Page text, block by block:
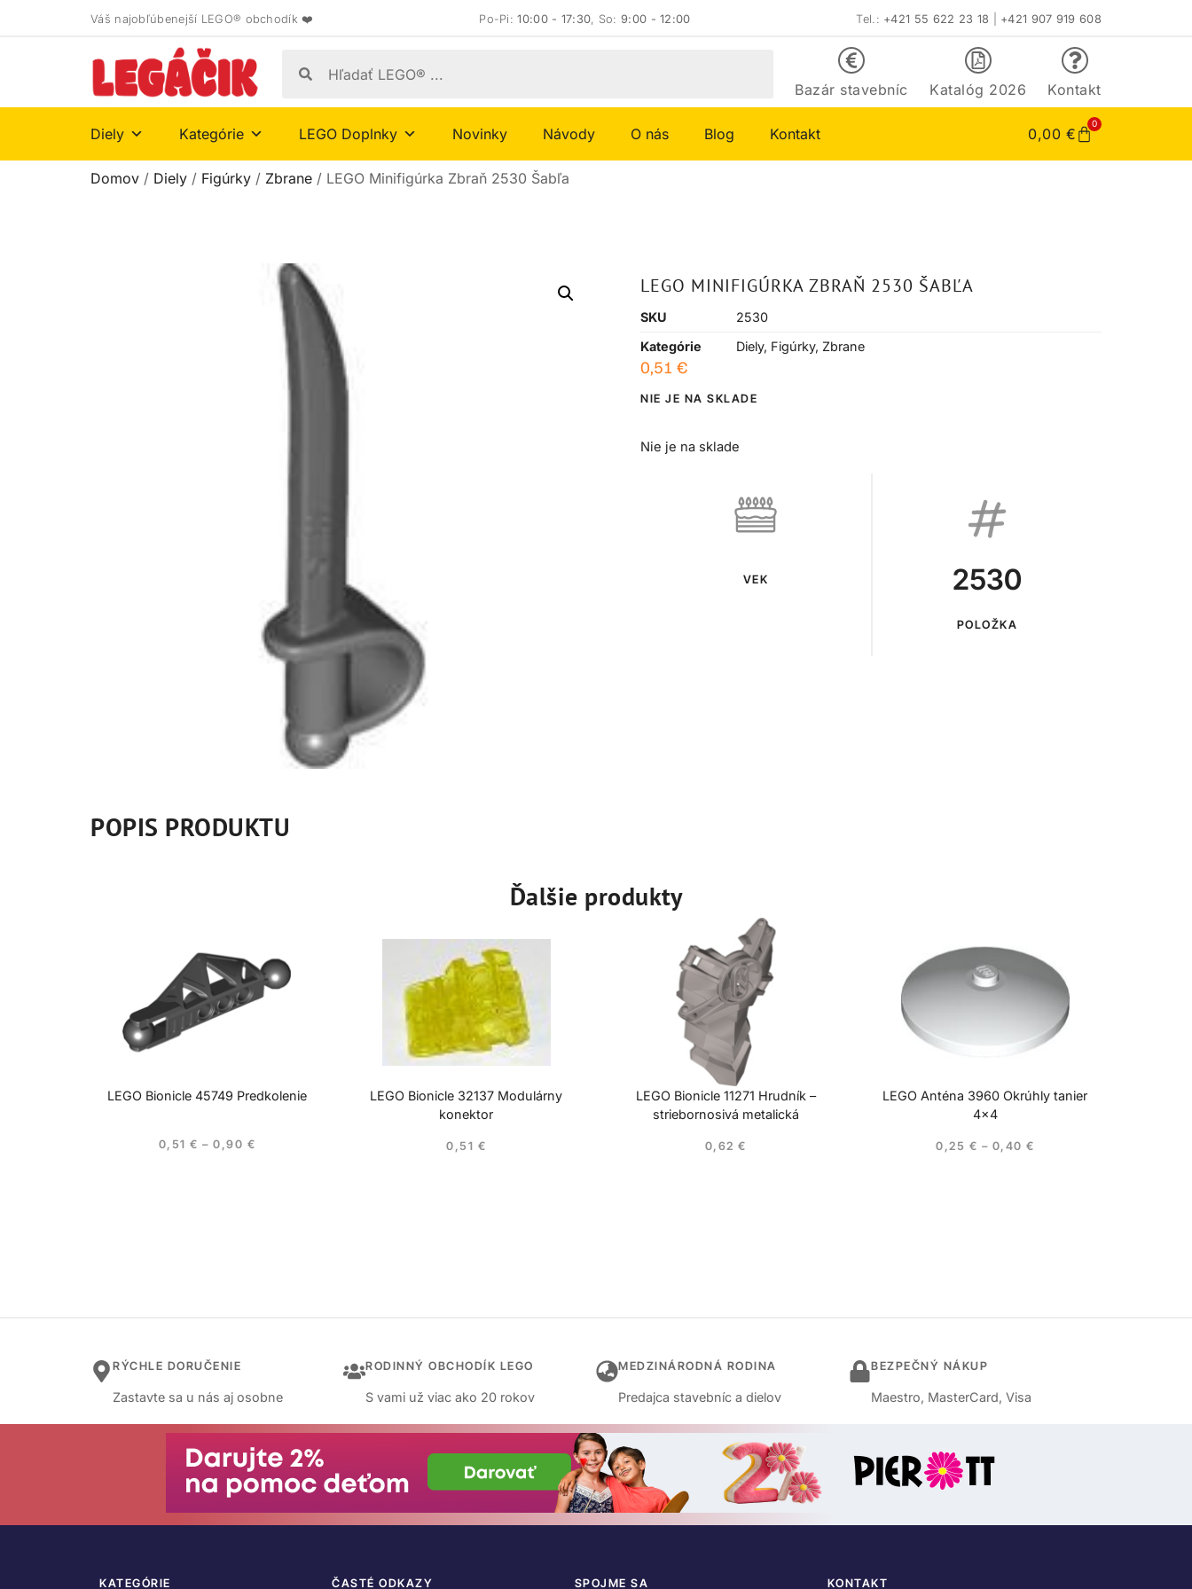
Váš najobľúbenejší LEGO® obchodík ❤️ Po-Pi:10:00 - 17:30, So:9:00 - 12:00 Tel.: +421 55 622 23 18 +421 907 919 608
Bazár stavebníc Katalóg 2026 Kontakt
Diely Kategórie LEGO Doplnky Novinky Návody O nás Blog Kontakt 0,00 €
0
Domov / Diely / Figúrky / Zbrane / LEGO Minifigúrka Zbraň 2530 Šabľa
LEGO MINIFIGÚRKA ZBRAŇ 2530 ŠABĽA
SKU
2530
Kategórie
Diely, Figúrky, Zbrane
0,51 €
NIE JE NA SKLADE
Nie je na sklade
VEK 2530
POLOŽKA
POPIS PRODUKTU
Ďalšie produkty
LEGO Bionicle 45749 Predkolenie
0,51 € – 0,90 €
LEGO Bionicle 32137 Modulárny
konektor
0,51 €
LEGO Bionicle 11271 Hrudník –
striebornosivá metalická
0,62€
LEGO Anténa 3960 Okrúhly tanier
4×4
0,25 € – 0,40 €
RÝCHLE DORUČENIE
Zastavte sa u nás aj osobne
RODINNÝ OBCHODÍK LEGO
S vami už viac ako 20 rokov
MEDZINÁRODNÁ RODINA
Predajca stavebníc a dielov
BEZPEČNÝ NÁKUP
Maestro, MasterCard, Visa
KATEGÓRIE ČASTÉ ODKAZY SPOJME SA KONTAKT